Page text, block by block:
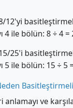
12'yi
4 ile bölün: 8 ÷ 4
25'i
5 ile bölün: 15 ÷ 5
anlamayı ve